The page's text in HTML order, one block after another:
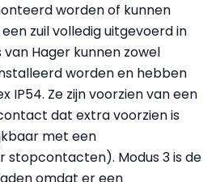
worden of kunnen
zuil volledig uitgevoerd in
van Hager kunnen zowel
worden en hebben
IP54. Ze zijn voorzien van een
dat extra voorzien is
met een
stopcontacten). Modus 3 is de